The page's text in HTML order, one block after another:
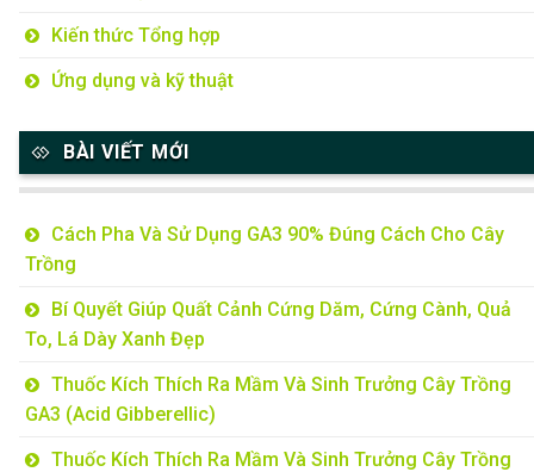
Kiến thức Tổng hợp
Ứng dụng và kỹ thuật
BÀI VIẾT MỚI
Cách Pha Và Sử Dụng GA3 90% Đúng Cách Cho Cây
Trồng
Bí Quyết Giúp Quất Cảnh Cứng Dăm, Cứng Cành, Quả
To, Lá Dày Xanh Đẹp
Thuốc Kích Thích Ra Mầm Và Sinh Trưởng Cây Trồng
GA3 (Acid Gibberellic)
Thuốc Kích Thích Ra Mầm Và Sinh Trưởng Cây Trồng